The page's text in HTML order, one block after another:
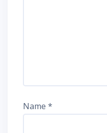
Name *